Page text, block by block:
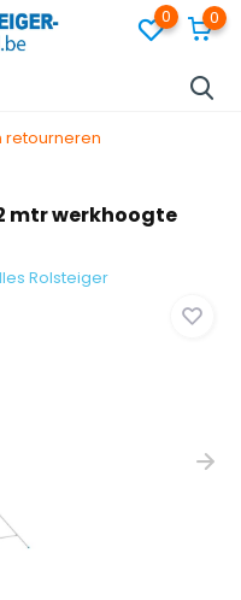
0 0
retourneren
mtr werkhoogte
Rolsteiger